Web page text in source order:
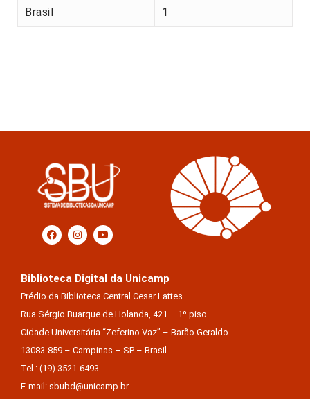
Brasil 1
Biblioteca Digital da Unicamp
Prédio da Biblioteca Central Cesar Lattes
Rua Sérgio Buarque de Holanda, 421 – 1º piso
Cidade Universitária “Zeferino Vaz” – Barão Geraldo
13083-859 – Campinas – SP – Brasil
Tel.: (19) 3521-6493
E-mail: sbubd@unicamp.br